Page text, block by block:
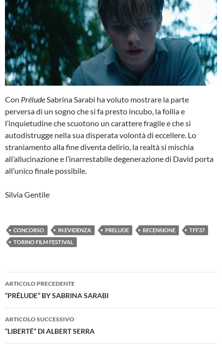
Con Prélude Sabrina Sarabi ha voluto mostrare la parte
perversa di un sogno che si fa presto incubo, la follia e
l’inquietudine che scuotono un carattere fragile e che si
autodistrugge nella sua disperata volontà di eccellere. Lo
straniamento alla fine diventa delirio, la realtà si mischia
all’allucinazione e l’inarrestabile degenerazione di David porta
all’unico finale possibile.
Silvia Gentile
CONCORSO IN EVIDENZA PRELUDE RECENSIONE
TFF37
TORINO FILM FESTIVAL
Navigazione
articolo
ARTICOLO PRECEDENTE
“PRÉLUDE” BY SABRINA SARABI
ARTICOLO SUCCESSIVO
“LIBERTÉ” DI ALBERT SERRA